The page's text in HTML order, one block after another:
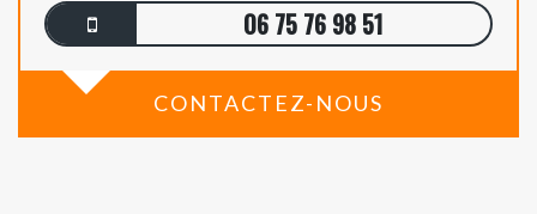
06 75 76 98 51
CONTACTEZ-NOUS